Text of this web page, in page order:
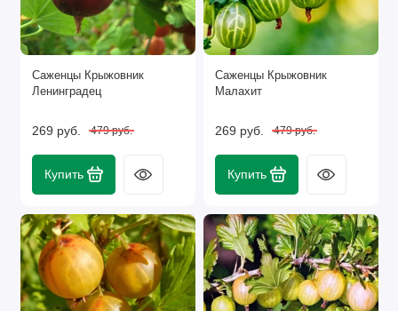
Саженцы Крыжовник
Ленинградец
269 руб. 479 руб.
Купить
Саженцы Крыжовник
Малахит
269 руб. 479 руб.
Купить